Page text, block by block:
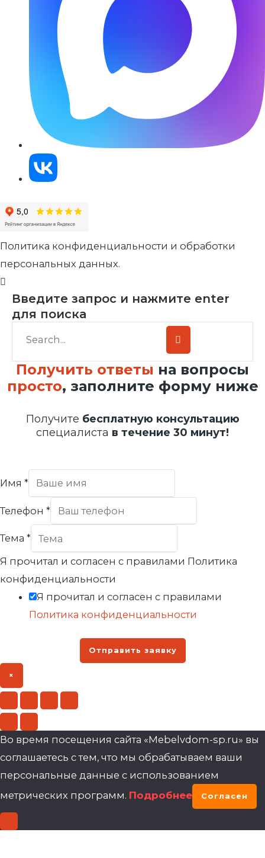
Политика конфиденциальности и обработки
персональных данных.
Введите запрос и нажмите enter
для поиска
Получить ответы на вопросы
просто, заполните форму ниже
Получите бесплатную консультацию
специалиста в течение 30 минут!
Имя *
Телефон *
Тема *
Я прочитал и согласен с правилами Политика
конфиденциальности
Я прочитал и согласен с правилами
Политика конфиденциальности
Отправить заявку
×
Во время посещения сайта «Mebelvdom-sp.ru» вы
соглашаетесь с тем, что мы обрабатываем ваши
персональные данные с использованием
метрических программ. Подробнее Согласен